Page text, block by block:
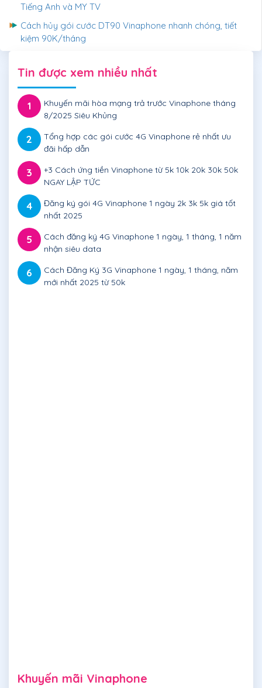
Tiếng Anh và MY TV
Cách hủy gói cước DT90 Vinaphone nhanh chóng, tiết
kiệm 90K/tháng
Tin được xem nhiều nhất
1
Khuyến mãi hòa mạng trả trước Vinaphone tháng
8/2025 Siêu Khủng
2
Tổng hợp các gói cước 4G Vinaphone rẻ nhất ưu
đãi hấp dẫn
3
+3 Cách ứng tiền Vinaphone từ 5k 10k 20k 30k 50k
NGAY LẬP TỨC
4
Đăng ký gói 4G Vinaphone 1 ngày 2k 3k 5k giá tốt
nhất 2025
5
Cách đăng ký 4G Vinaphone 1 ngày, 1 tháng, 1 năm
nhận siêu data
6
Cách Đăng Ký 3G Vinaphone 1 ngày, 1 tháng, năm
mới nhất 2025 từ 50k
Khuyến mãi Vinaphone